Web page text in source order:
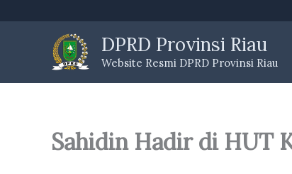
DPRD Provinsi Riau
Website Resmi DPRD Provinsi Riau
Sahidin Hadir di HUT